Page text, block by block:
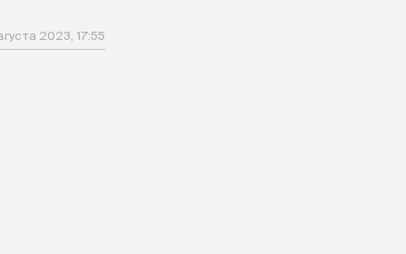
2023, 17:55